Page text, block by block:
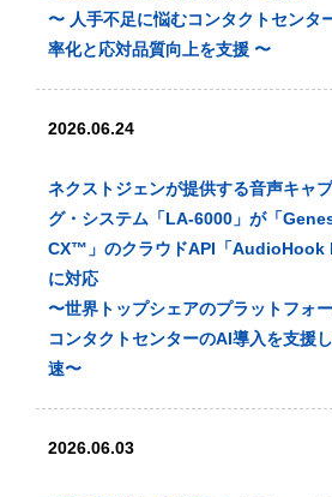
〜 人手不足に悩むコンタクトセンタ
率化と応対品質向上を支援 〜
2026.06.24
ネクストジェンが提供する音声キャ
グ・システム「LA-6000」が「
CX™️」のクラウドAPI「AudioHook
に対応
〜世界トップシェアのプラットフォ
コンタクトセンターのAI導入を支援
速〜
2026.06.03